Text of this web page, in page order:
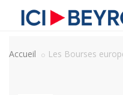
Accueil Les Bourses